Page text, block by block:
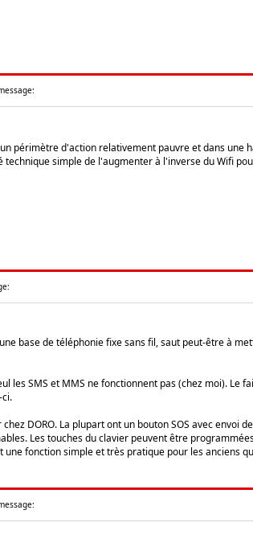
périmètre d'action relativement pauvre et dans une
simple de l'augmenter à l'inverse du Wifi
base de téléphonie fixe sans fil, saut peut-être à
les SMS et MMS ne fonctionnent pas (chez moi). Le
DORO. La plupart ont un bouton SOS avec envoi
Les touches du clavier peuvent être
fonction simple et très pratique pour les anciens